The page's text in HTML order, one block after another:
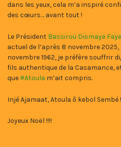
dans les yeux, cela m’a inspiré
des cœurs… avant tout !
Le Président Bassirou Diomaye Faye
actuel de l’après 8 novembre
novembre 1962, je préfère souffrir
fils authentique de la Casamance,
que#Atoula m’ait compris.
Injé Ajamaat, Atoula ô kebol Sembé !
Joyeux Noël !!!!